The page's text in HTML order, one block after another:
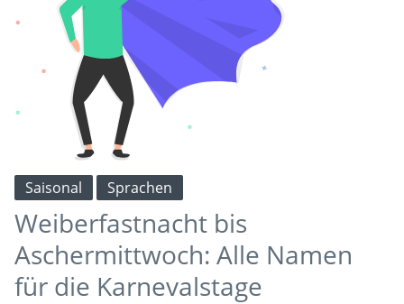
Saisonal Sprachen
Weiberfastnacht bis
Aschermittwoch: Alle Namen
für die Karnevalstage